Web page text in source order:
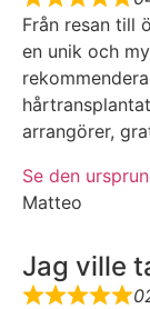
Från resan till
en unik och
arrangörer,
Se den
Matteo
Jag ville